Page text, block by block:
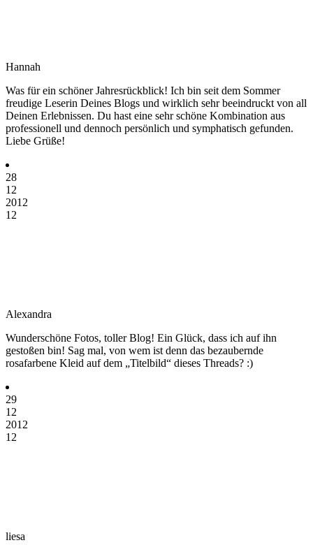
Hannah
Was für ein schöner Jahresrückblick! Ich bin seit dem Sommer
freudige Leserin Deines Blogs und wirklich sehr beeindruckt von all
Deinen Erlebnissen. Du hast eine sehr schöne Kombination aus
professionell und dennoch persönlich und symphatisch gefunden.
Liebe Grüße!
28
12
2012
12
Alexandra
Wunderschöne Fotos, toller Blog! Ein Glück, dass ich auf ihn
gestoßen bin! Sag mal, von wem ist denn das bezaubernde
rosafarbene Kleid auf dem „Titelbild“ dieses Threads? :)
29
12
2012
12
liesa